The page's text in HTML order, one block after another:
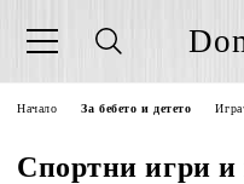
Начало За бебето и детето
Спортни игри